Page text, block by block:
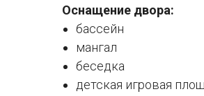
Оснащение двора:
бассейн
мангал
беседка
детская игровая